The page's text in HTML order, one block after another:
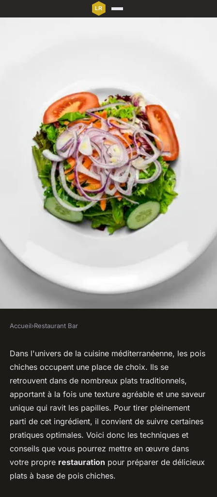
Quelles sont les meilleures
pratiques pour préparer des
plats à base de pois chiches
dans un restaurant
méditerranéen ?
Accueil›Restaurant Bar
Dans l'univers de la cuisine méditerranéenne, les pois
chiches occupent une place de choix. Ils se
retrouvent dans de nombreux plats traditionnels,
apportant à la fois une texture agréable et une saveur
unique qui ravit les papilles. Pour tirer pleinement
parti de cet ingrédient, il convient de suivre certaines
pratiques optimales. Voici donc les techniques et
conseils que vous pourrez mettre en œuvre dans
votre propre restauration pour préparer de délicieux
plats à base de pois chiches.